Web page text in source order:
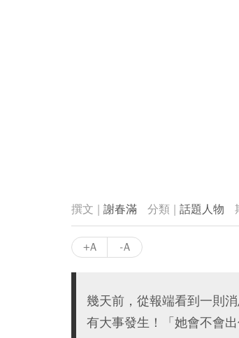
謝春滿 話題人物
+A -A
幾天前，從報端看到一則
有大事發生！「她會不會出